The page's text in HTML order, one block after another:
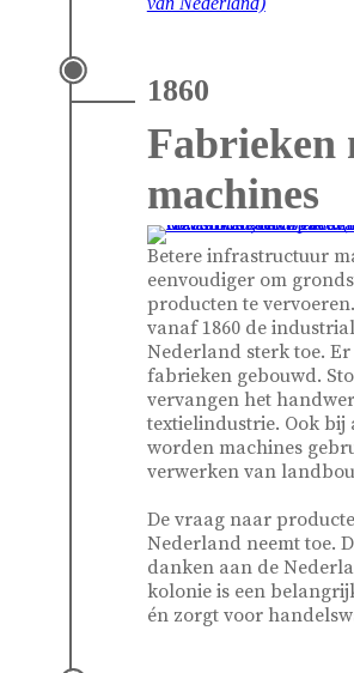
1860
Fabrieken
machines
Betere infrastructuur
eenvoudiger om
producten te
vanaf 1860 de
Nederland sterk toe.
fabrieken gebouwd.
vervangen het
textielindustrie. Ook bij
worden machines
verwerken van
De vraag naar
Nederland neemt toe.
danken aan de
kolonie is een
én zorgt voor